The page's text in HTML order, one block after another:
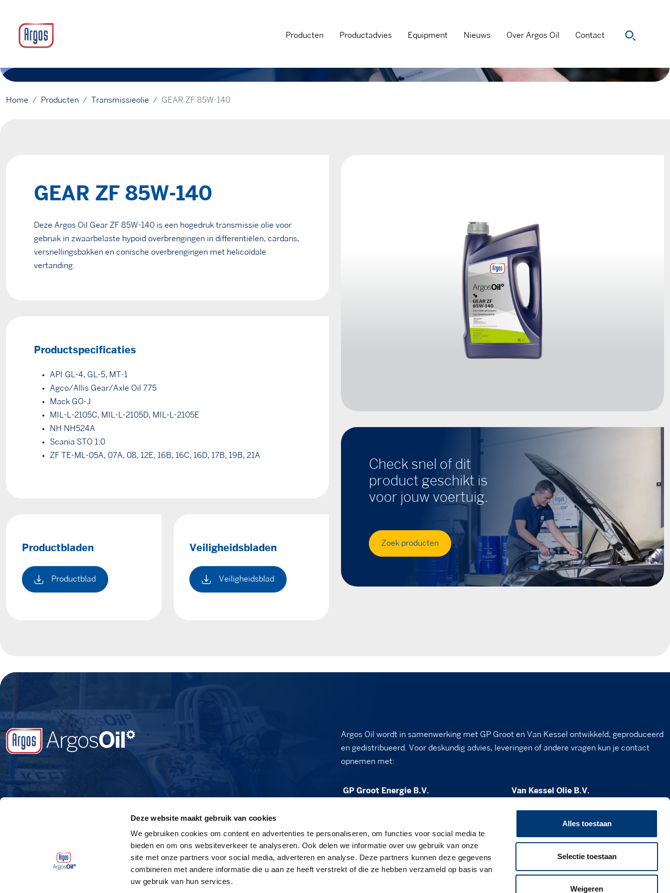
Deze website maakt gebruik van cookies
We gebruiken cookies om content en advertenties te personaliseren, om functies voor social media te
bieden en om ons websiteverkeer te analyseren. Ook delen we informatie over uw gebruik van onze
site met onze partners voor social media, adverteren en analyse. Deze partners kunnen deze gegevens
combineren met andere informatie die u aan ze heeft verstrekt of die ze hebben verzameld op basis van
uw gebruik van hun services.
Alles toestaan
Selectie toestaan
Weigeren
Producten Productadvies Equipment Nieuws Over Argos Oil Contact
Home Producten Transmissieolie GEAR ZF 85W-140
GEAR ZF 85W-140
Deze Argos Oil Gear ZF 85W-140 is een hogedruk transmissie olie voor
gebruik in zwaarbelaste hypoid overbrengingen in differentiëlen, cardans,
versnellingsbakken en conische overbrengingen met helicoïdale
vertanding.
Productspecificaties
API GL-4, GL-5, MT-1
Agco/Allis Gear/Axle Oil 775
Mack GO-J
MIL-L-2105C, MIL-L-2105D, MIL-L-2105E
NH NH524A
Scania STO 1:0
ZF TE-ML-05A, 07A, 08, 12E, 16B, 16C, 16D, 17B, 19B, 21A
Productbladen
Productblad
Veiligheidsbladen
Veiligheidsblad
Check snel of dit
product geschikt is
voor jouw voertuig.
Zoek producten
Argos Oil wordt in samenwerking met GP Groot en Van Kessel ontwikkeld, geproduceerd
en gedistribueerd. Voor deskundig advies, leveringen of andere vragen kun je contact
opnemen met:
GP Groot Energie B.V.
sales@gpgroot.nl
088 - 472 03 50
Van Kessel Olie B.V.
verkoop@vankesselolie.nl
0492 - 34 12 21